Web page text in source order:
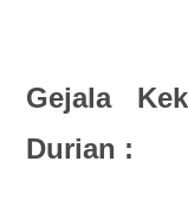
Gejala
Durian :